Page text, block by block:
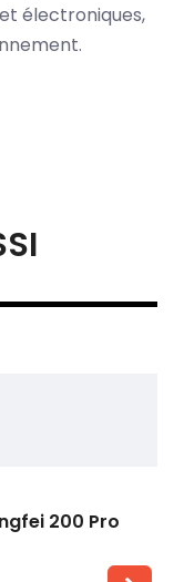
électroniques,
200 Pro